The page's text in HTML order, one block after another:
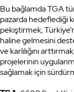
Bu bağlamda TGA
pazarda hedeflediği
pekiştirmek,
haline gelmesini
ve karlılığını
projelerinin
sağlamak için